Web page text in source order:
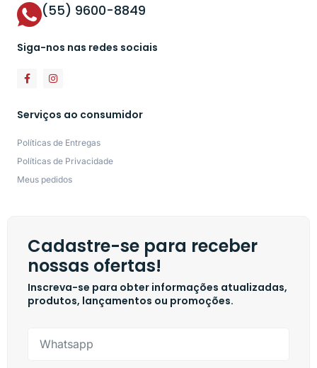
(55) 9600-8849
Siga-nos nas redes sociais
Serviços ao consumidor
Políticas de Entregas
Políticas de Privacidade
Meus pedidos
Cadastre-se para receber
nossas ofertas!
Inscreva-se para obter informações atualizadas,
produtos, lançamentos ou promoções.